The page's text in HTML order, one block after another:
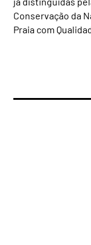
Conservação da
Praia com